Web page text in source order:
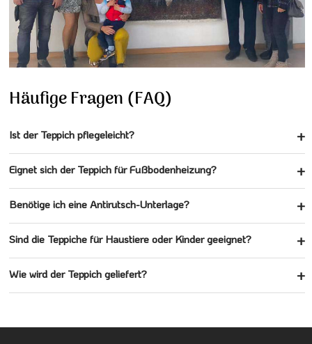
Häufige Fragen (FAQ)
Ist der Teppich pflegeleicht?
Eignet sich der Teppich für Fußbodenheizung?
Benötige ich eine Antirutsch-Unterlage?
Sind die Teppiche für Haustiere oder Kinder geeignet?
Wie wird der Teppich geliefert?